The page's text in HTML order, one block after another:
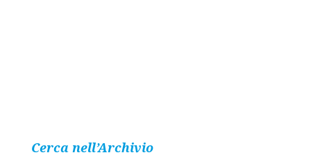
Cerca nell’Archivio